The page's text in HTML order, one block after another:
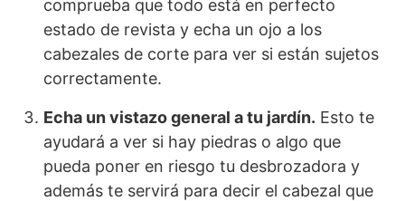
comprueba que todo está en perfecto
estado de revista y echa un ojo a los
cabezales de corte para ver si están sujetos
correctamente.
Echa un vistazo general a tu jardín. Esto te
ayudará a ver si hay piedras o algo que
pueda poner en riesgo tu desbrozadora y
además te servirá para decir el cabezal que